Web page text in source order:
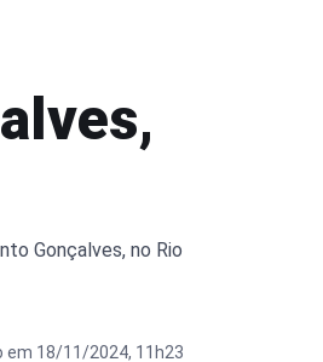
Gonçalves, no Rio
em 18/11/2024, 11h23